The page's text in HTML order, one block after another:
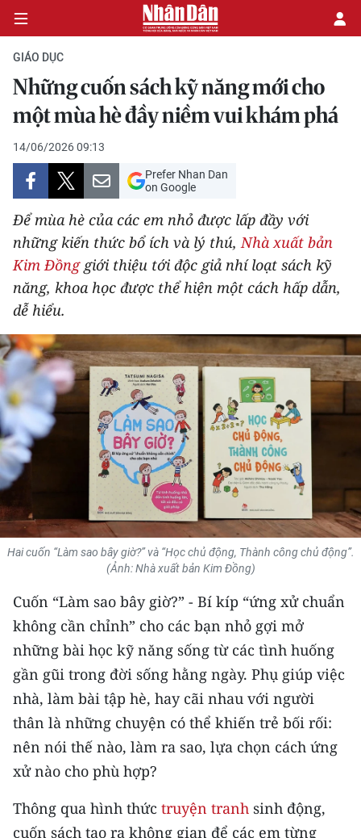
CHÍNH TRỊ
KINH TẾ
VĂN HÓA
XÃ HỘI
PHÁP LUẬT
DU LỊCH
THẾ GIỚI
THỂ THAO
GIÁO DỤC
Y TẾ
KHOA HỌC - CÔNG NGHỆ
MÔI TRƯỜNG
KIỂM CHỨNG THÔNG TIN
TRI THỨC CHUYÊN SÂU
54 DÂN TỘC VIỆT NAM
CHƯƠNG TRÌNH OCOP - MỖI XÃ
MỘT SẢN PHẨM
RADIO
GIÁO DỤC
Những cuốn sách kỹ năng mới cho
một mùa hè đầy niềm vui khám phá
14/06/2026 09:13
Prefer Nhan Dan
on Google
Để mùa hè của các em nhỏ được lấp đầy với
những kiến thức bổ ích và lý thú,Nhà xuất bản
Kim Đồnggiới thiệu tới độc giả nhí loạt sách kỹ
năng, khoa học được thể hiện một cách hấp dẫn,
dễ hiểu.
Hai cuốn “Làm sao bây giờ?” và “Học chủ động, Thành công chủ động”.
(Ảnh: Nhà xuất bản Kim Đồng)
Cuốn “Làm sao bây giờ?” - Bí kíp “ứng xử chuẩn
không cần chỉnh” cho các bạn nhỏ gợi mở
những bài học kỹ năng sống từ các tình huống
gần gũi trong đời sống hằng ngày. Phụ giúp việc
nhà, làm bài tập hè, hay cãi nhau với người
thân là những chuyện có thể khiến trẻ bối rối:
nên nói thế nào, làm ra sao, lựa chọn cách ứng
xử nào cho phù hợp?
Thông qua hình thức truyện tranh sinh động,
cuốn sách tạo ra không gian để các em từng